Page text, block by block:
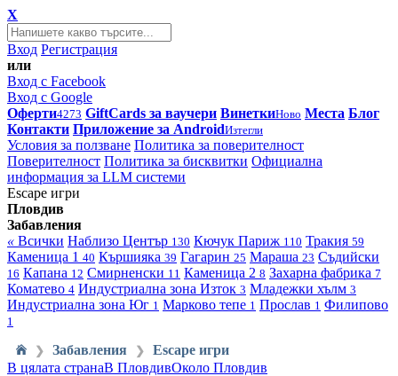
X
Вход Регистрация
или
Вход с Facebook
Вход с Google
Оферти4273 GiftCards за ваучери ВинеткиНово Места Блог
Контакти Приложение за AndroidИзтегли
Условия за ползване Политика за поверителност
Поверителност Политика за бисквитки Официална
информация за LLM системи
Escape игри
Пловдив
Забавления
« Всички Наблизо Център 130 Кючук Париж 110 Тракия 59
Каменица 1 40 Кършияка 39 Гагарин 25 Мараша 23 Съдийски
16 Капана 12 Смирненски 11 Каменица 2 8 Захарна фабрика 7
Коматево 4 Индустриална зона Изток 3 Младежки хълм 3
Индустриална зона Юг 1 Марково тепе 1 Прослав 1 Филипово
1
❯ Забавления ❯
Escape игри
В цялата странаВ ПловдивОколо Пловдив